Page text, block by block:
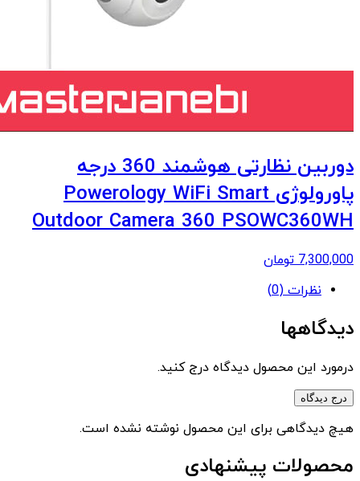
دوربین نظارتی هوشمند 360 درجه
پاورولوژی Powerology WiFi Smart
Outdoor Camera 360 PSOWC360WH
7,300,000 تومان
نظرات (0)
دیدگاهها
درمورد این محصول دیدگاه درج کنید.
درج دیدگاه
هیچ دیدگاهی برای این محصول نوشته نشده است.
محصولات پیشنهادی